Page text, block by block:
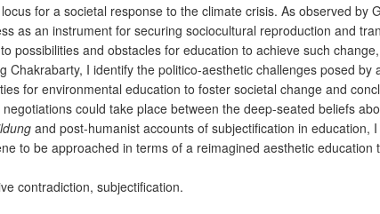
for a societal response to the climate crisis. As observed by
as an instrument for securing sociocultural reproduction and
and obstacles for education to achieve such
I identify the politico-aesthetic challenges posed
for environmental education to foster societal change and
could take place between the deep-seated beliefs
and post-humanist accounts of subjectification in education,
to be approached in terms of a reimagined aesthetic
contradiction, subjectification.